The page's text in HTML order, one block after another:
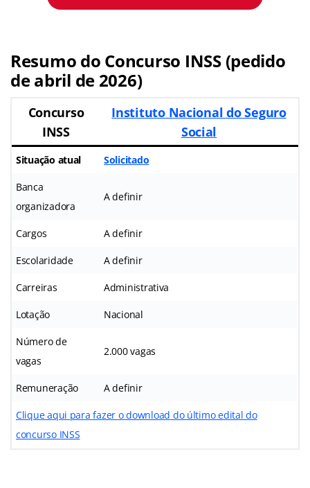
Resumo do Concurso INSS (pedido
de abril de 2026)
Concurso
INSS
Instituto Nacional do Seguro
Social
Situação atual Solicitado
Banca
organizadora
A definir
Cargos A definir
Escolaridade A definir
Carreiras Administrativa
Lotação Nacional
Número de
vagas
2.000 vagas
Remuneração A definir
Clique aqui para fazer o download do último edital do
concurso INSS